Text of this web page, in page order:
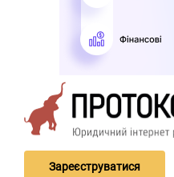
Зареєструватися